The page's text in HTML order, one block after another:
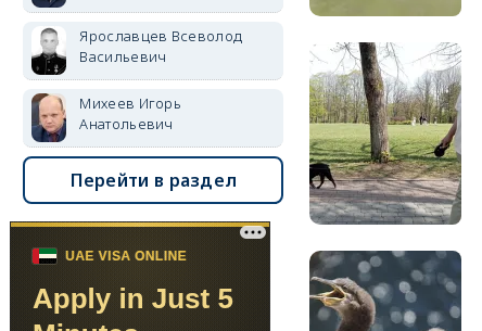
Ярославцев Всеволод
Васильевич
Михеев Игорь
Анатольевич
Перейти в раздел